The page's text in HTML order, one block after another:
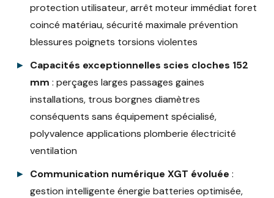
protection utilisateur, arrêt moteur immédiat foret
coincé matériau, sécurité maximale prévention
blessures poignets torsions violentes
Capacités exceptionnelles scies cloches 152
mm : perçages larges passages gaines
installations, trous borgnes diamètres
conséquents sans équipement spécialisé,
polyvalence applications plomberie électricité
ventilation
Communication numérique XGT évoluée :
gestion intelligente énergie batteries optimisée,